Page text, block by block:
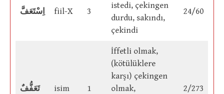
اِسْتَعَفَّ fiil-X 3
istedi, çekingen
durdu, sakındı,
çekindi
24/60
تَعَفُّفٌ isim 1
İffetli olmak,
(kötülüklere
karşı) çekingen
olmak,
2/273